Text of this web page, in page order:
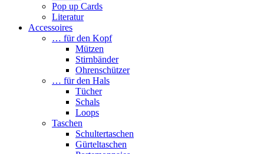
Pop up Cards
Literatur
Accessoires
… für den Kopf
Mützen
Stirnbänder
Ohrenschützer
… für den Hals
Tücher
Schals
Loops
Taschen
Schultertaschen
Gürteltaschen